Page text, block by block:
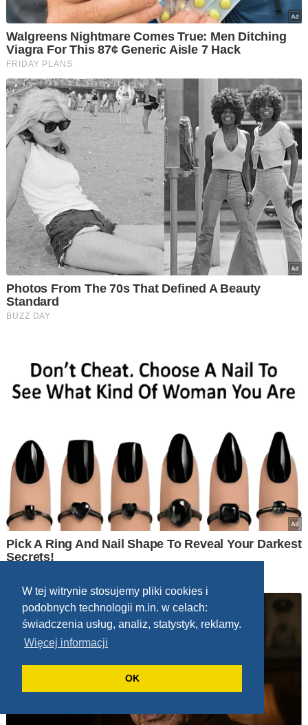
W tej witrynie stosujemy pliki cookies i
podobnych technologii m.in. w celach:
świadczenia usług, analiz, statystyk, reklamy.
Więcej informacji
OK